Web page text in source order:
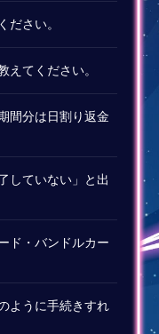
ださい。
えてください。
間分は日割り返金
していない」と出
ド・バンドルカー
ように手続きすれ